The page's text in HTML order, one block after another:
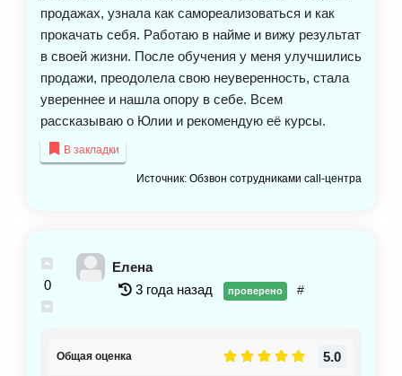
продажах, узнала как самореализоваться и как
прокачать себя. Работаю в найме и вижу результат
в своей жизни. После обучения у меня улучшились
продажи, преодолела свою неуверенность, стала
увереннее и нашла опору в себе. Всем
рассказываю о Юлии и рекомендую её курсы.
В закладки
Источник: Обзвон сотрудниками call-центра
0
Елена
3 года назад
проверено #
5.0
Общая оценка